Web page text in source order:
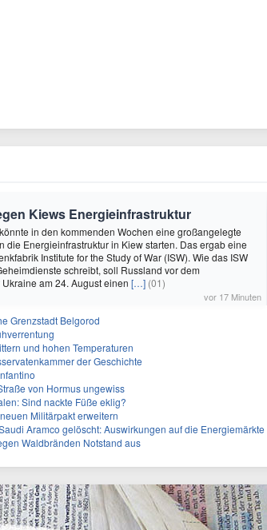
Kiews Energieinfrastruktur
in den kommenden Wochen eine großangelegte
die Energieinfrastruktur in Kiew starten. Das ergab eine
Institute for the Study of War (ISW). Wie das ISW
schreibt, soll Russland vor dem
am 24. August einen […] (01)
vor 17 Minuten
Grenzstadt Belgorod
und hohen Temperaturen
der Geschichte
von Hormus ungewiss
Sind nackte Füße eklig?
Militärpakt erweitern
Aramco gelöscht: Auswirkungen auf die Energiemärkte
Waldbränden Notstand aus